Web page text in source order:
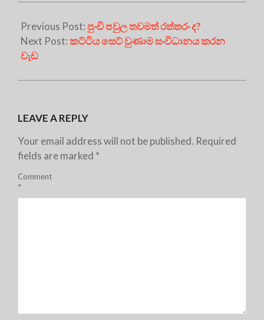
Previous Post:පුංචි පවුල තවමත් රත්තරං ද?
Next Post:කට්ටිය සෙට් වුණාම සංවිධානය කරන
වැඩ
LEAVE A REPLY
Your email address will not be published. Required
fields are marked *
Comment
*